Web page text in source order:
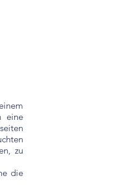
eine
zu
die